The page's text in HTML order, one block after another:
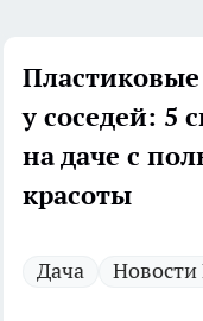
у соседей: 5
на даче с
красоты
Дача Новости